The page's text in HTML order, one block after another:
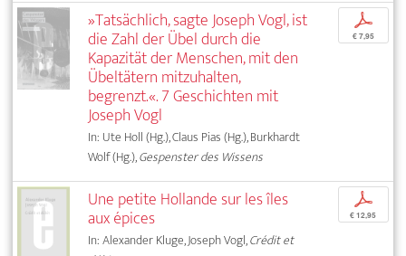
»Tatsächlich, sagte Joseph Vogl, ist
die Zahl der Übel durch die
Kapazität der Menschen, mit den
Übeltätern mitzuhalten,
begrenzt.«. 7 Geschichten mit
Joseph Vogl
In: Ute Holl (Hg.), Claus Pias (Hg.), Burkhardt
Wolf (Hg.),Gespenster des Wissens
p
€ 7,95
Une petite Hollande sur les îles
aux épices
In: Alexander Kluge, Joseph Vogl,Crédit et
p
€ 12,95